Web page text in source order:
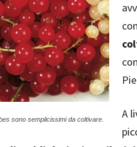
sono semplicissimi da coltivare.
A